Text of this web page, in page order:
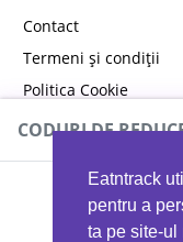
Eatntrack
pentru a
ta pe site-ul
Contact
Termeni și condiții
Politica Cookie
Politica de
CODURI DE